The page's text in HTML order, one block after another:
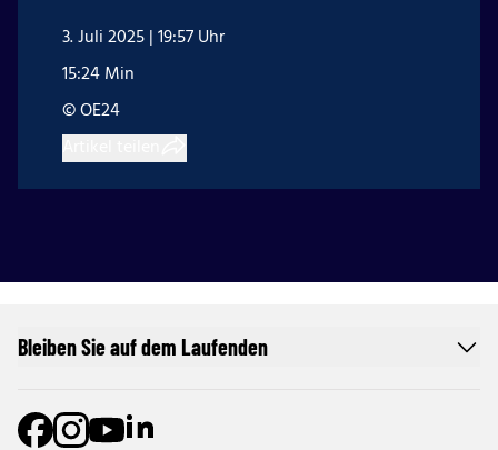
3. Juli 2025 | 19:57 Uhr
15:24 Min
© OE24
Bleiben Sie auf dem Laufenden